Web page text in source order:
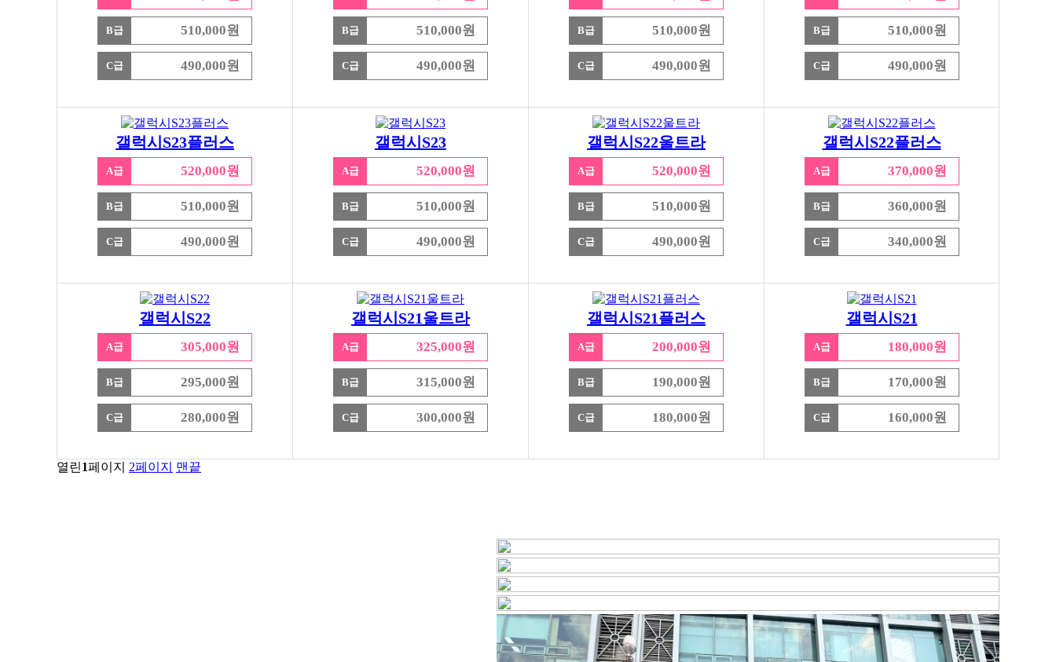
B급 510,000원
C급 490,000원
B급 510,000원
C급 490,000원
B급 510,000원
C급 490,000원
B급 510,000원
C급 490,000원
갤럭시S23플러스
A급 520,000원
B급 510,000원
C급 490,000원
갤럭시S23
A급 520,000원
B급 510,000원
C급 490,000원
갤럭시S22울트라
A급 520,000원
B급 510,000원
C급 490,000원
갤럭시S22플러스
A급 370,000원
B급 360,000원
C급 340,000원
갤럭시S22
A급 305,000원
B급 295,000원
C급 280,000원
갤럭시S21울트라
A급 325,000원
B급 315,000원
C급 300,000원
갤럭시S21플러스
A급 200,000원
B급 190,000원
C급 180,000원
갤럭시S21
A급 180,000원
B급 170,000원
C급 160,000원
열린1페이지 2페이지 맨끝